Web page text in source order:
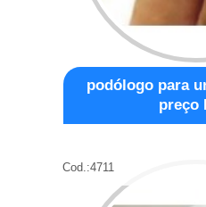
podólogo para
preço
Cod.:4711